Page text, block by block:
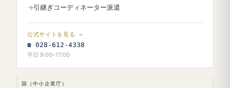
引継ぎコーディネーター派遣
公式サイトを見る →
☎ 028-612-4338
平日 9:00–17:00
国（中小企業庁）